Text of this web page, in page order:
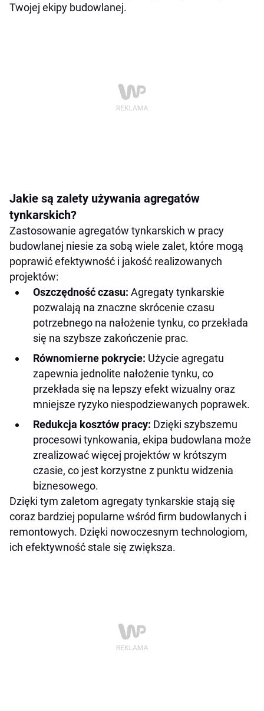
Twojej ekipy budowlanej.
Jakie są zalety używania agregatów
tynkarskich?
Zastosowanie agregatów tynkarskich w pracy
budowlanej niesie za sobą wiele zalet, które mogą
poprawić efektywność i jakość realizowanych
projektów:
Oszczędność czasu: Agregaty tynkarskie
pozwalają na znaczne skrócenie czasu
potrzebnego na nałożenie tynku, co przekłada
się na szybsze zakończenie prac.
Równomierne pokrycie: Użycie agregatu
zapewnia jednolite nałożenie tynku, co
przekłada się na lepszy efekt wizualny oraz
mniejsze ryzyko niespodziewanych poprawek.
Redukcja kosztów pracy: Dzięki szybszemu
procesowi tynkowania, ekipa budowlana może
zrealizować więcej projektów w krótszym
czasie, co jest korzystne z punktu widzenia
biznesowego.
Dzięki tym zaletom agregaty tynkarskie stają się
coraz bardziej popularne wśród firm budowlanych i
remontowych. Dzięki nowoczesnym technologiom,
ich efektywność stale się zwiększa.